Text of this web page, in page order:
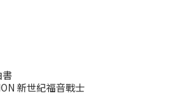
新世紀福音戰士